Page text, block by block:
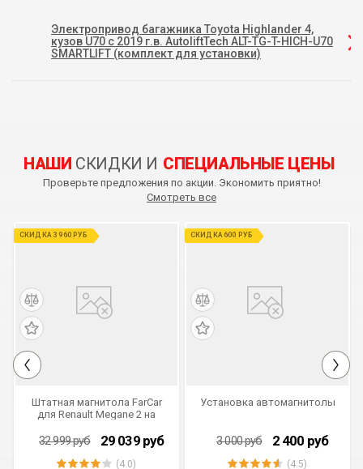
Электропривод багажника Toyota Highlander 4,
кузов U70 с 2019 г.в. AutoliftTech ALT-TG-T-HICH-U70
SMARTLIFT (комплект для установки)
НАШИ СКИДКИ И СПЕЦИАЛЬНЫЕ ЦЕНЫ
Проверьте предложения по акции. Экономить приятно!
Смотреть все
СКИДКА 3 960 РУБ
Штатная магнитола FarCar
для Renault Megane 2 на
32 999руб 29 039 руб
(4.0)
Установка автомагнитолы
3 000руб 2 400 руб
(4.5)